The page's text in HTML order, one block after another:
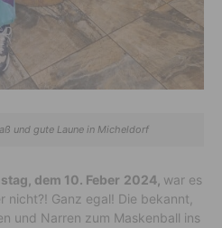
und gute Laune in Micheldorf
dem 10. Feber 2024, war es
Ganz egal! Die bekannt,
und Narren zum Maskenball ins